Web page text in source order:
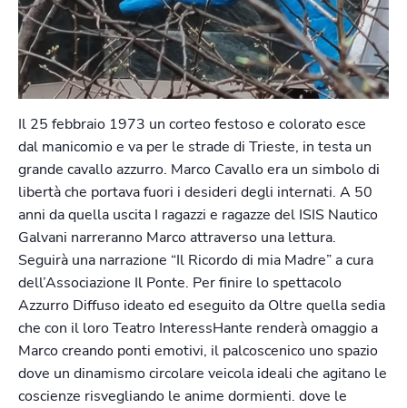
Il 25 febbraio 1973 un corteo festoso e colorato esce
dal manicomio e va per le strade di Trieste, in testa un
grande cavallo azzurro. Marco Cavallo era un simbolo di
libertà che portava fuori i desideri degli internati. A 50
anni da quella uscita I ragazzi e ragazze del ISIS Nautico
Galvani narreranno Marco attraverso una lettura.
Seguirà una narrazione “Il Ricordo di mia Madre” a cura
dell’Associazione Il Ponte. Per finire lo spettacolo
Azzurro Diffuso ideato ed eseguito da Oltre quella sedia
che con il loro Teatro InteressHante renderà omaggio a
Marco creando ponti emotivi, il palcoscenico uno spazio
dove un dinamismo circolare veicola ideali che agitano le
coscienze risvegliando le anime dormienti. dove le